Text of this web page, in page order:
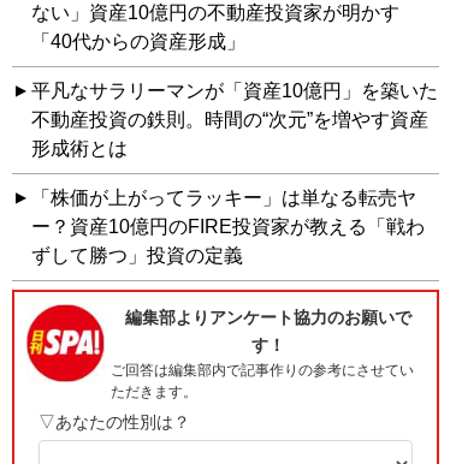
ない」資産10億円の不動産投資家が明かす
「40代からの資産形成」
平凡なサラリーマンが「資産10億円」を築いた
不動産投資の鉄則。時間の“次元”を増やす資産
形成術とは
「株価が上がってラッキー」は単なる転売ヤ
ー？資産10億円のFIRE投資家が教える「戦わ
ずして勝つ」投資の定義